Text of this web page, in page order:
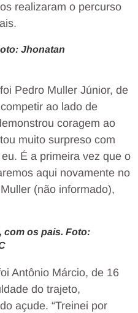
realizaram o percurso
Jhonatan
Pedro Muller Júnior, de
ao lado de
coragem ao
muito surpreso com
É a primeira vez que o
aqui novamente no
(não informado),
com os pais. Foto:
Antônio Márcio, de 16
do trajeto,
açude. “Treinei por